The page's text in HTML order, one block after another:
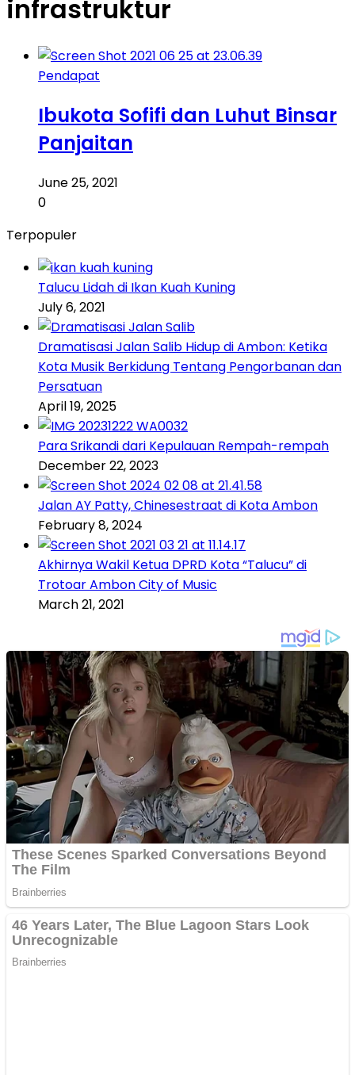
infrastruktur
Pendapat
Ibukota Sofifi dan Luhut Binsar
Panjaitan
June 25, 2021
0
Terpopuler
Talucu Lidah di Ikan Kuah Kuning
July 6, 2021
Dramatisasi Jalan Salib Hidup di Ambon: Ketika
Kota Musik Berkidung Tentang Pengorbanan dan
Persatuan
April 19, 2025
Para Srikandi dari Kepulauan Rempah-rempah
December 22, 2023
Jalan AY Patty, Chinesestraat di Kota Ambon
February 8, 2024
Akhirnya Wakil Ketua DPRD Kota “Talucu” di
Trotoar Ambon City of Music
March 21, 2021